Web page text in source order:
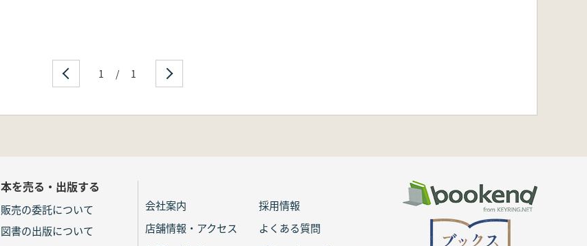
1 / 1
本を売る・出版する
販売の委託について
図書の出版について
会社案内
採用情報
店舗情報・アクセス
よくある質問